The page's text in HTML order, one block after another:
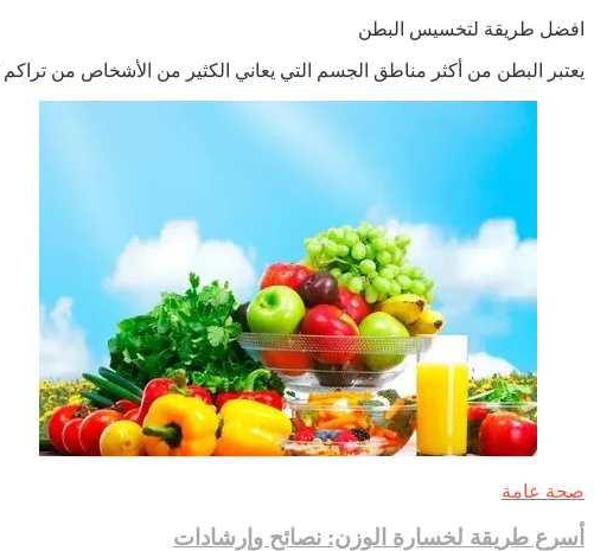
البطن
بفعالية
افضل طريقة لتخسيس البطن
يعتبر البطن من أكثر مناطق الجسم التي يعاني الكثير من الأشخاص من
صحة عامة
أسرع طريقة لخسارة الوزن: نصائح وإرشادات